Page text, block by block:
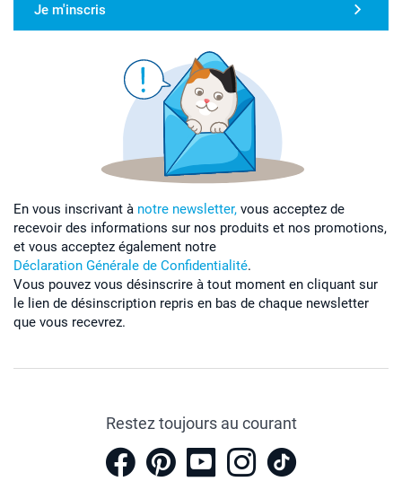
Je m'inscris
En vous inscrivant à notre newsletter, vous acceptez de
recevoir des informations sur nos produits et nos promotions,
et vous acceptez également notre
Déclaration Générale de Confidentialité.
Vous pouvez vous désinscrire à tout moment en cliquant sur
le lien de désinscription repris en bas de chaque newsletter
que vous recevrez.
Restez toujours au courant